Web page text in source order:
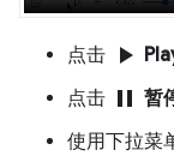
点击 play_arrow
点击 pause 暂
使用下拉菜